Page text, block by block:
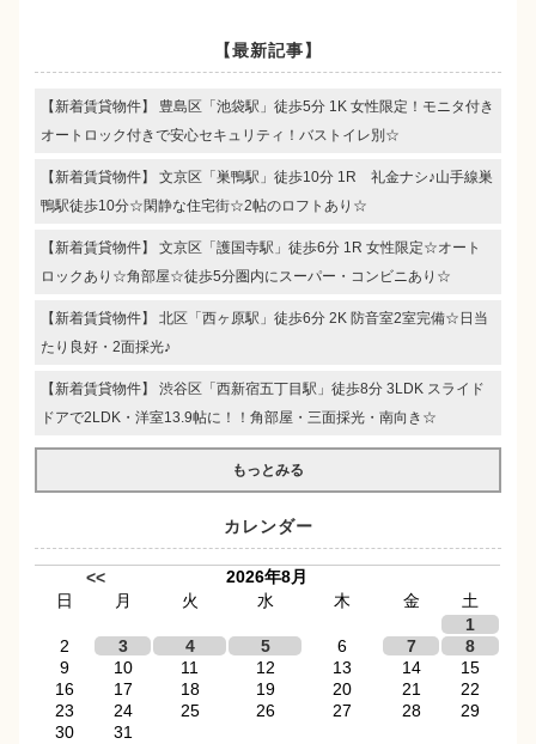
【最新記事】
【新着賃貸物件】 豊島区「池袋駅」徒歩5分 1K 女性限定！モニタ付き
オートロック付きで安心セキュリティ！バストイレ別☆
【新着賃貸物件】 文京区「巣鴨駅」徒歩10分 1R 礼金ナシ♪山手線巣
鴨駅徒歩10分☆閑静な住宅街☆2帖のロフトあり☆
【新着賃貸物件】 文京区「護国寺駅」徒歩6分 1R 女性限定☆オート
ロックあり☆角部屋☆徒歩5分圏内にスーパー・コンビニあり☆
【新着賃貸物件】 北区「西ヶ原駅」徒歩6分 2K 防音室2室完備☆日当
たり良好・2面採光♪
【新着賃貸物件】 渋谷区「西新宿五丁目駅」徒歩8分 3LDK スライド
ドアで2LDK・洋室13.9帖に！！角部屋・三面採光・南向き☆
もっとみる
カレンダー
<<
2026年8月
日
月 火 水 木 金
土
1
2
3 4 5 6 7
8
9
10 11 12 13 14
15
16
17 18 19 20 21
22
23
24 25 26 27 28
29
30
31